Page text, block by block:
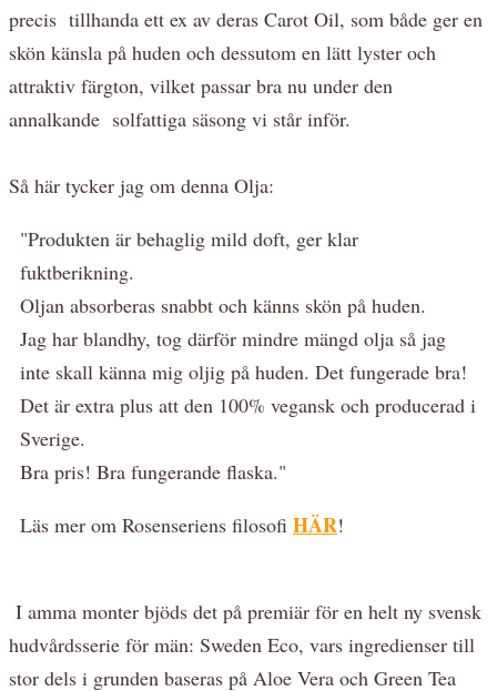
precis tillhanda ett ex av deras Carot Oil, som både ger en
skön känsla på huden och dessutom en lätt lyster och
attraktiv färgton, vilket passar bra nu under den
annalkande solfattiga säsong vi står inför.
Så här tycker jag om denna Olja:
"Produkten är behaglig mild doft, ger klar
fuktberikning.
Oljan absorberas snabbt och känns skön på huden.
Jag har blandhy, tog därför mindre mängd olja så jag
inte skall känna mig oljig på huden. Det fungerade bra!
Det är extra plus att den 100% vegansk och producerad i
Sverige.
Bra pris! Bra fungerande flaska."
Läs mer om Rosenseriens filosofi HÄR!
I amma monter bjöds det på premiär för en helt ny svensk
hudvårdsserie för män: Sweden Eco, vars ingredienser till
stor dels i grunden baseras på Aloe Vera och Green Tea